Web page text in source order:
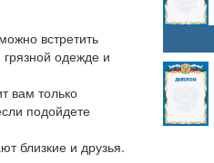
встретить
одежде и
вам только
подойдете
близкие и друзья.